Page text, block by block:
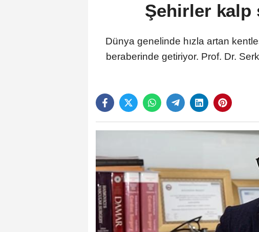
Şehirler kalp
Dünya genelinde hızla artan
beraberinde getiriyor. Prof. Dr.